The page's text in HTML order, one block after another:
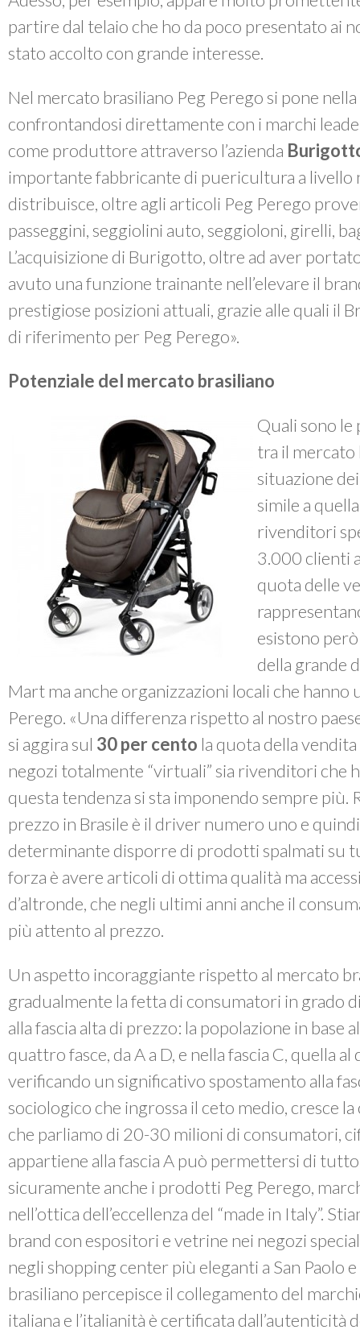
partire dal telaio che ho da poco presentato ai
stato accolto con grande interesse.
Nel mercato brasiliano Peg Perego si pone
confrontandosi direttamente con i marchi
come produttore attraverso l’azienda
importante fabbricante di puericultura a livello
distribuisce, oltre agli articoli Peg Perego
passeggini, seggiolini auto, seggioloni, girelli,
L’acquisizione di Burigotto, oltre ad aver
avuto una funzione trainante nell’elevare il
prestigiose posizioni attuali, grazie alle quali il
di riferimento per Peg Perego».
Potenziale del mercato brasiliano
Quali sono
tra il mercato
situazione
simile a
rivenditori
3.000 clienti
quota delle
esistono
della grande
Mart ma anche organizzazioni locali che hanno
Perego. «Una differenza rispetto al nostro
si aggira sul 30 per cento la quota della
negozi totalmente “virtuali” sia rivenditori che
questa tendenza si sta imponendo sempre più.
prezzo in Brasile è il driver numero uno e
determinante disporre di prodotti spalmati su
forza è avere articoli di ottima qualità ma
d’altronde, che negli ultimi anni anche il
più attento al prezzo.
Un aspetto incoraggiante rispetto al mercato
gradualmente la fetta di consumatori in grado
alla fascia alta di prezzo: la popolazione in base
quattro fasce, da A a D, e nella fascia C, quella
verificando un significativo spostamento alla
sociologico che ingrossa il ceto medio, cresce la
che parliamo di 20-30 milioni di consumatori,
appartiene alla fascia A può permettersi di
sicuramente anche i prodotti Peg Perego,
nell’ottica dell’eccellenza del “made in Italy”.
brand con espositori e vetrine nei negozi
negli shopping center più eleganti a San Paolo
brasiliano percepisce il collegamento del
italiana e l’italianità è certificata dall’autenticità